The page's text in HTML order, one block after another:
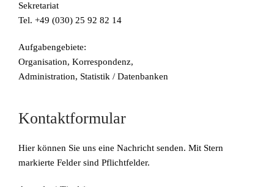
Sekretariat
Tel. +49 (030) 25 92 82 14
Aufgabengebiete:
Organisation, Korrespondenz,
Administration, Statistik / Datenbanken
Kontaktformular
Hier können Sie uns eine Nachricht senden. Mit Stern
markierte Felder sind Pflichtfelder.